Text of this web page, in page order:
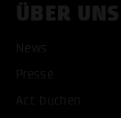
ÜBER UNS
News
Presse
Act buchen